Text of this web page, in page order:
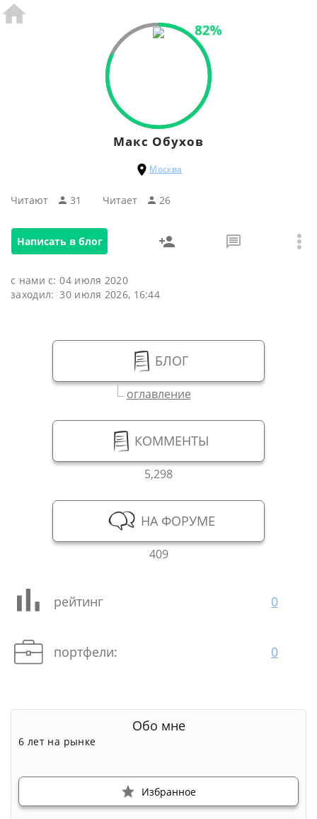
82%
Макс Обухов
Москва
Читают 31 Читаeт 26
Написать в блог
с нами с: 04 июля 2020
заходил: 30 июля 2026, 16:44
БЛОГ
оглавление
КОММЕНТЫ
5,298
НА ФОРУМЕ
409
рейтинг 0
портфели: 0
Обо мне
6 лет на рынке
Избранное